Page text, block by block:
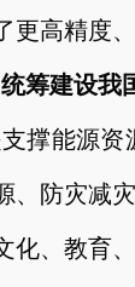
更高精度
统筹建设我
撑能源资
、防灾减
化、教育